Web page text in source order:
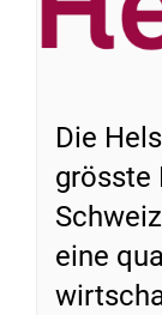
Die
grösste
eine